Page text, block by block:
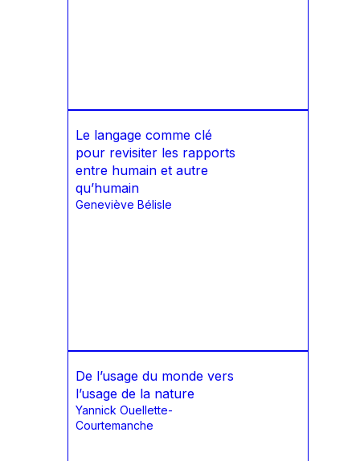
Le langage comme clé
pour revisiter les rapports
entre humain et autre
qu’humain
Geneviève Bélisle
De l’usage du monde vers
l’usage de la nature
Yannick Ouellette-
Courtemanche